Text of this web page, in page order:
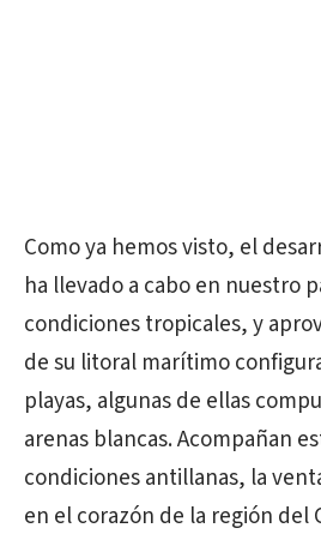
Como ya hemos visto, el
ha llevado a cabo en nuestro
condiciones tropicales, y
de su litoral marítimo
playas, algunas de ellas
arenas blancas. Acompañan
condiciones antillanas, la
en el corazón de la región del